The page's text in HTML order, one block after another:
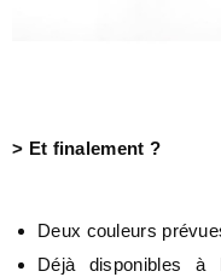
> Et finalement ?
Deux couleurs
Déjà disponibles à